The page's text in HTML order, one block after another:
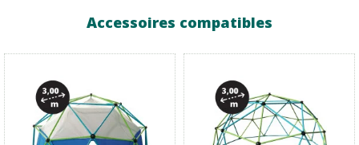
Accessoires compatibles